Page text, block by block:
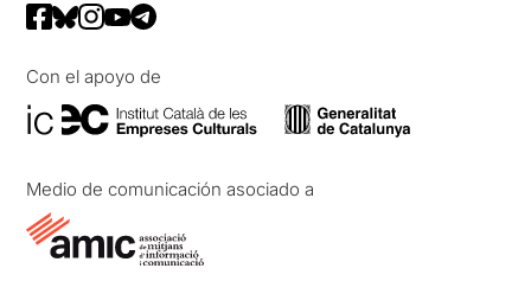
Con el apoyo de
Medio de comunicación asociado a